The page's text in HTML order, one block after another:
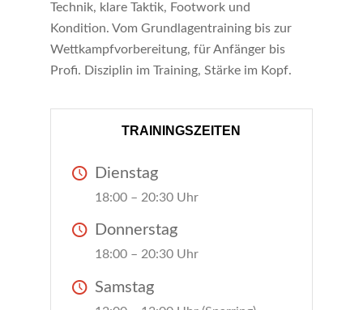
Technik, klare Taktik, Footwork und
Kondition. Vom Grundlagentraining bis zur
Wettkampfvorbereitung, für Anfänger bis
Profi. Disziplin im Training, Stärke im Kopf.
TRAININGSZEITEN
Dienstag
18:00 – 20:30 Uhr
Donnerstag
18:00 – 20:30 Uhr
Samstag